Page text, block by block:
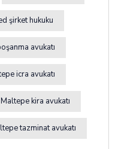
şirket hukuku
avukatı
icra avukatı
Maltepe kira avukatı
tazminat avukatı